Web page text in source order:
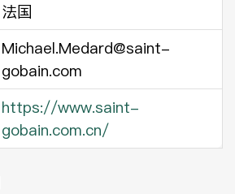
法国
Michael.Medard@saint-
gobain.com
https://www.saint-
gobain.com.cn/